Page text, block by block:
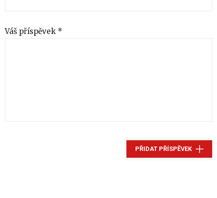
Váš příspěvek *
PŘIDAT PŘÍSPĚVEK